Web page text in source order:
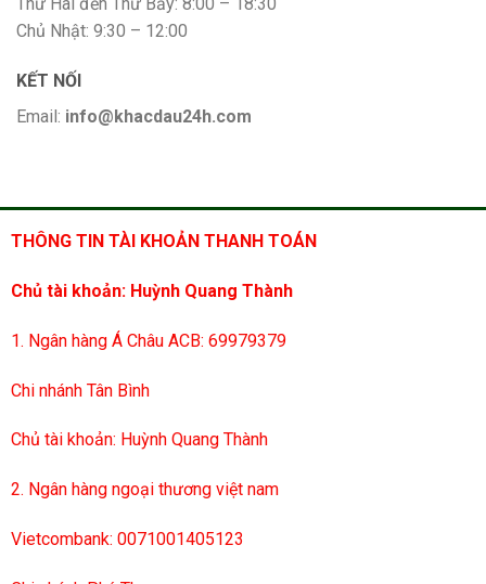
Chủ Nhật: 9:30 – 12:00
KẾT NỐI
Email: info@khacdau24h.com
THÔNG TIN TÀI KHOẢN THANH TOÁN
Chủ tài khoản: Huỳnh Quang Thành
1. Ngân hàng Á Châu ACB: 69979379
Chi nhánh Tân Bình
Chủ tài khoản: Huỳnh Quang Thành
2. Ngân hàng ngoại thương việt nam
Vietcombank: 0071001405123